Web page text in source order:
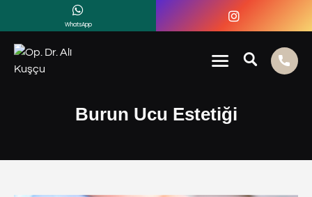
Burun Ucu Estetiği
WhatsApp